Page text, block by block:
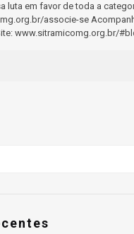
luta em favor de toda a
associe-se
www.sitramicomg.org.br/